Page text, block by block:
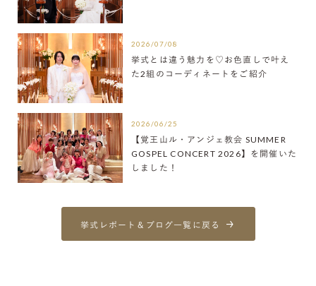
2026/07/08
挙式とは違う魅力を♡お色直しで叶え
た2組のコーディネートをご紹介
2026/06/25
【覚王山ル・アンジェ教会 SUMMER
GOSPEL CONCERT 2026】を開催いた
しました！
挙式レポート＆ブログ一覧に戻る